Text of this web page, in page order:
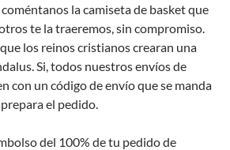
la camiseta de basket que
te la traeremos, sin compromiso.
los reinos cristianos crearan una
Si, todos nuestros envíos de
con un código de envío que se manda
el pedido.
del 100% de tu pedido de